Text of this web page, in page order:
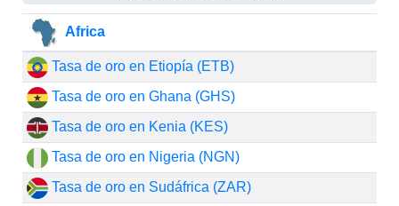
Africa
Tasa de oro en Etiopía (ETB)
Tasa de oro en Ghana (GHS)
Tasa de oro en Kenia (KES)
Tasa de oro en Nigeria (NGN)
Tasa de oro en Sudáfrica (ZAR)